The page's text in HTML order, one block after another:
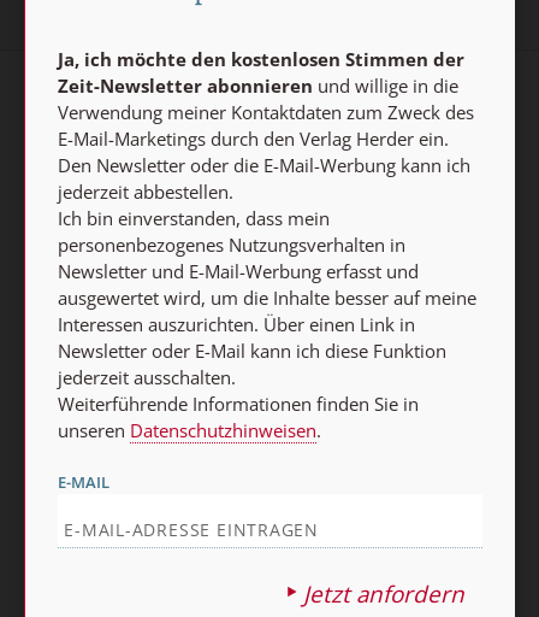
AGB und Widerrufsbelehrung Datenschutz
Barrierefreiheit Impressum
Vertrag widerrufen
Abo online kündigen
Nach oben
Ja, ich möchte den kostenlosen Stimmen der
Zeit-Newsletter abonnieren und willige in die
Verwendung meiner Kontaktdaten zum Zweck des
E-Mail-Marketings durch den Verlag Herder ein.
Den Newsletter oder die E-Mail-Werbung kann ich
jederzeit abbestellen.
Ich bin einverstanden, dass mein
personenbezogenes Nutzungsverhalten in
Newsletter und E-Mail-Werbung erfasst und
ausgewertet wird, um die Inhalte besser auf meine
Interessen auszurichten. Über einen Link in
Newsletter oder E-Mail kann ich diese Funktion
jederzeit ausschalten.
Weiterführende Informationen finden Sie in
unseren Datenschutzhinweisen.
E-MAIL
Jetzt anfordern